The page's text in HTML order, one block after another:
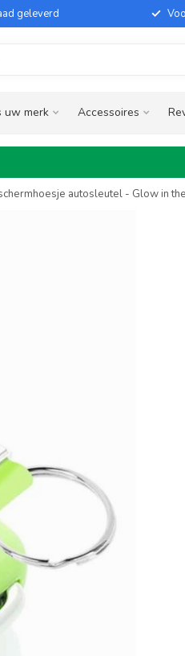
geleverd
uw merk Accessoires
autosleutel - Glow in